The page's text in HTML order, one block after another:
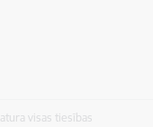
visas tiesības